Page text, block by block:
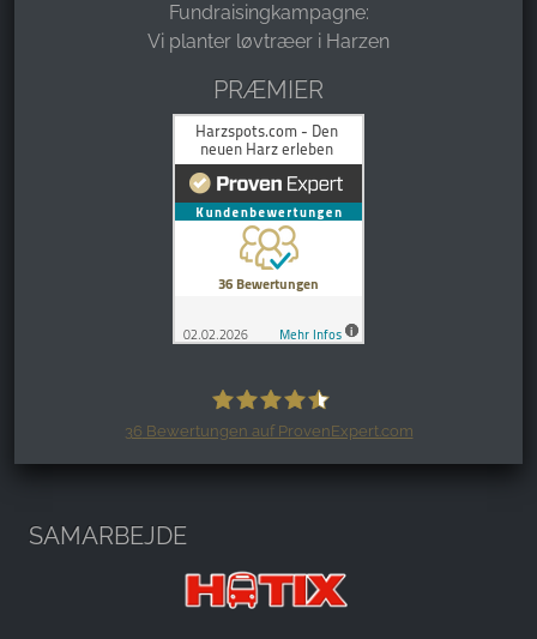
Fundraisingkampagne:
Vi planter løvtræer i Harzen
PRÆMIER
Harzspots.com - Den neuen Harz
36 Bewertungen auf ProvenExpert.com
SAMARBEJDE